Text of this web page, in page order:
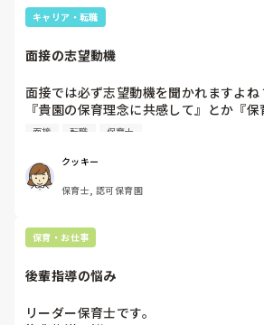
キャリア・転職
面接の志望動機
面接では必ず志望動機を聞かれますよね
『貴園の保育理念に共感して』とか『
てると思いました』等々が多いかと思い
私自身、園の雰囲気とか園の規模、保育
正直なところ、家から通いやすいか、給
ところに重きを置いています
皆さんは、志望動機をどのように答えて
音はどうですか？
面接 転職 保育士
クッキー
保育士, 認可保育園
保育・お仕事
後輩指導の悩み
リーダー保育士です。